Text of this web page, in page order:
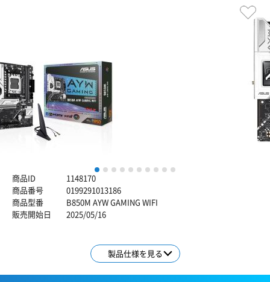
1 2 3 4 5 6 7 8 9
商品ID
1148170
商品番号
0199291013186
商品型番
B850M AYW GAMING WIFI
販売開始日
2025/05/16
製品仕様を見る